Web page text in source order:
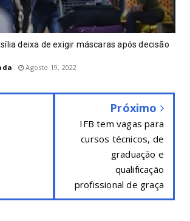
deixa de exigir máscaras após decisão
Agosto 19, 2022
Próximo
IFB tem vagas para
cursos técnicos, de
graduação e
qualificação
profissional de graça